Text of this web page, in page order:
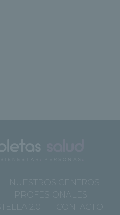
NUESTROS CENTROS
PROFESIONALES
STELLA 2.0 CONTACTO